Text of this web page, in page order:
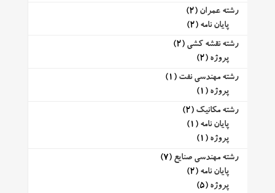
رشته عمران (2)
پایان نامه (2)
رشته نقشه کشی (2)
پروژه (2)
رشته مهندسی نفت (1)
پروژه (1)
رشته مکانیک (2)
پایان نامه (1)
پروژه (1)
رشته مهندسی صنایع (7)
پایان نامه (2)
پروژه (5)